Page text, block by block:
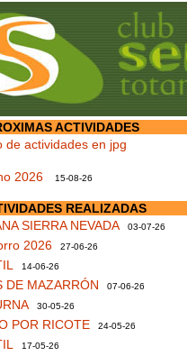
ACTIVIDADES
de actividades en jpg
2026 15-08-26
REALIZADAS
SIERRA NEVADA 03-07-26
2026 27-06-26
14-06-26
DE MAZARRÓN 07-06-26
30-05-26
POR RICOTE 24-05-26
17-05-26